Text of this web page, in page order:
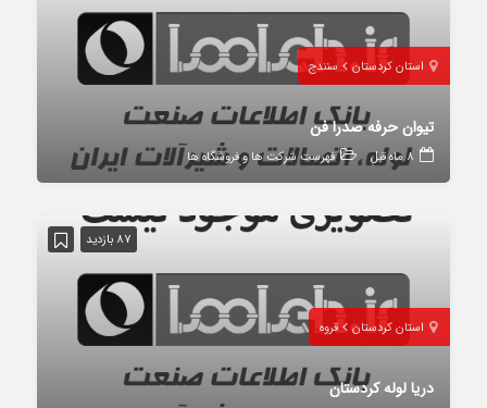
استان کردستان سنندج
تیوان حرفه صدرا فن
8 ماه قبل فهرست شرکت ها و فروشگاه ها
87 بازدید
استان کردستان قروه
دریا لوله کردستان